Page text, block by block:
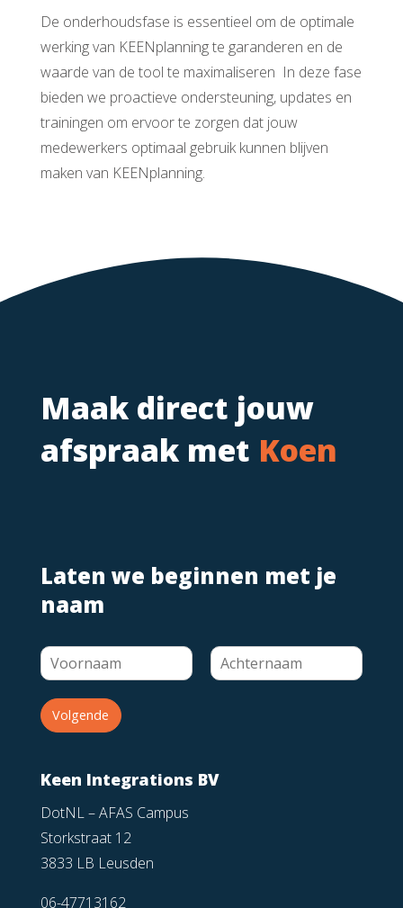
De onderhoudsfase is essentieel om de optimale
werking van KEENplanning te garanderen en de
waarde van de tool te maximaliseren In deze fase
bieden we proactieve ondersteuning, updates en
trainingen om ervoor te zorgen dat jouw
medewerkers optimaal gebruik kunnen blijven
maken van KEENplanning.
Maak direct jouw
afspraak met Koen
Laten we beginnen met je
naam
Volgende
Keen Integrations BV
DotNL – AFAS Campus
Storkstraat 12
3833 LB Leusden
06-47713162